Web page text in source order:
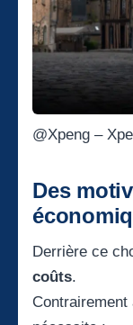
@Xpeng –
Des
Derrière ce
coûts.